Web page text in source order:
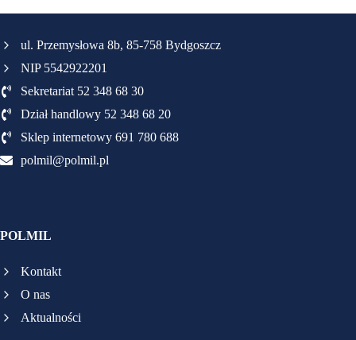
ul. Przemysłowa 8b, 85-758 Bydgoszcz
NIP 5542922201
Sekretariat 52 348 68 30
Dział handlowy 52 348 68 20
Sklep internetowy 691 780 688
polmil@polmil.pl
POLMIL
Kontakt
O nas
Aktualności